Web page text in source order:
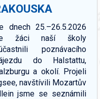
dnech 25.–26.5.2026
žáci naší školy
poznávacího
do Halstattu,
a okolí. Projeli
navštívili Mozartův
jsme se seznámili